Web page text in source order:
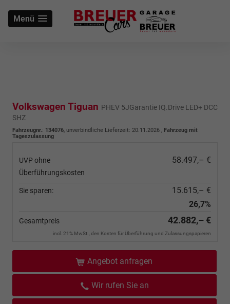
Menü
Volkswagen Tiguan PHEV 5JGarantie IQ.Drive LED+ DCC
SHZ
Fahrzeugnr.: 134076, unverbindliche Lieferzeit: 20.11.2026 , Fahrzeug mit
Tageszulassung
UVP ohne
Überführungskosten
58.497,– €
Sie sparen:
15.615,– €
26,7%
Gesamtpreis 42.882,– €
incl. 21% MwSt., den Kosten für Überführung und Zulassungspapieren
Angebot anfragen
Wir rufen Sie an